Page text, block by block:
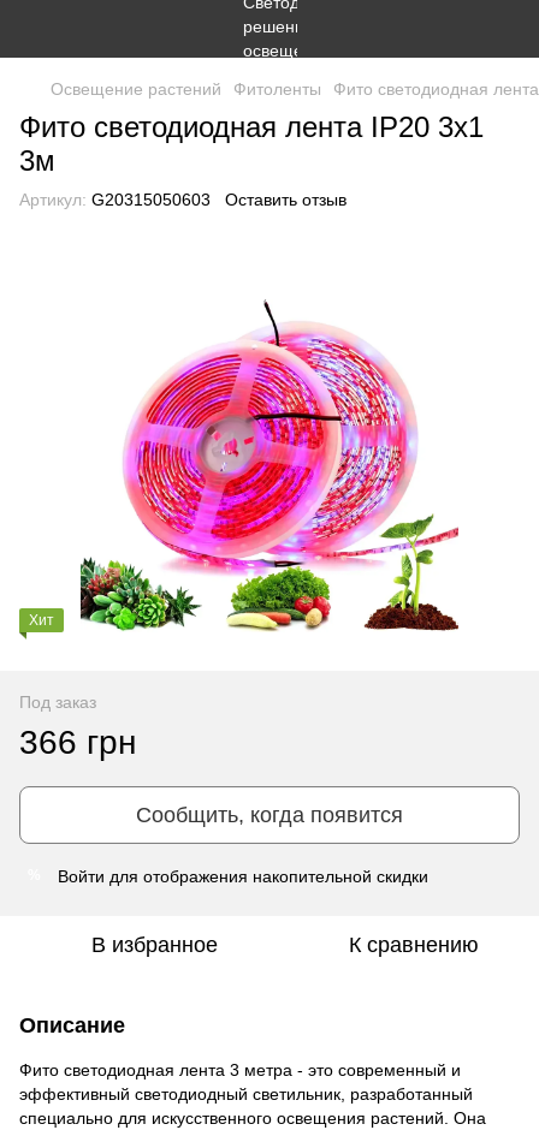
Освещение растений Фитоленты Фито светодиодная
Фито светодиодная лента IP20 3x1
3м
Артикул: G20315050603 Оставить отзыв
Хит
Под заказ
366 грн
Сообщить, когда появится
Войти для отображения накопительной скидки
В избранное К сравнению
Описание
Фито светодиодная лента 3 метра - это современный и
эффективный светодиодный светильник, разработанный
специально для искусственного освещения растений. Она